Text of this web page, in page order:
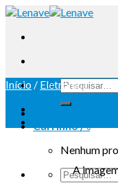
Carrinho /0
Nenhum
Início / Eletrónica
A